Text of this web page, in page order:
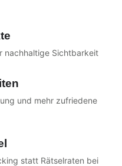
nachhaltige Sichtbarkeit
und mehr zufriedene
statt Rätselraten bei